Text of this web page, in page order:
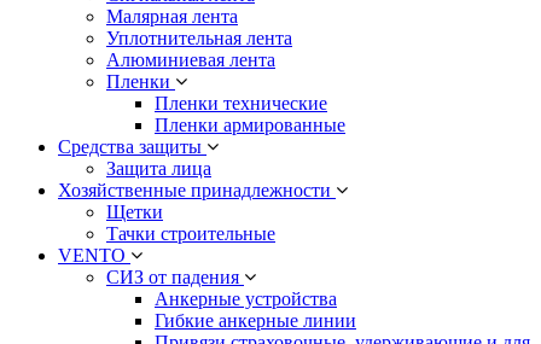
Малярная лента
Уплотнительная лента
Алюминиевая лента
Пленки
Пленки технические
Пленки армированные
Средства защиты
Защита лица
Хозяйственные принадлежности
Щетки
Тачки строительные
VENTO
СИЗ от падения
Анкерные устройства
Гибкие анкерные линии